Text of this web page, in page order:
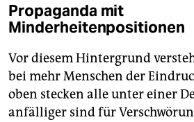
Propaganda mit
Minderheitenpositionen
Vor diesem Hintergrund
bei mehr Menschen der
oben stecken alle unter einer
anfälliger sind für